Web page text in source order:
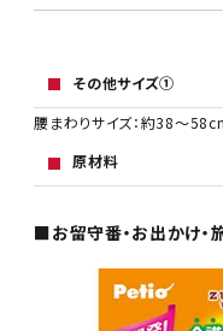
その他サイズ①
腰まわりサイズ：約38～
原材料
■お留守番・お出かけ・